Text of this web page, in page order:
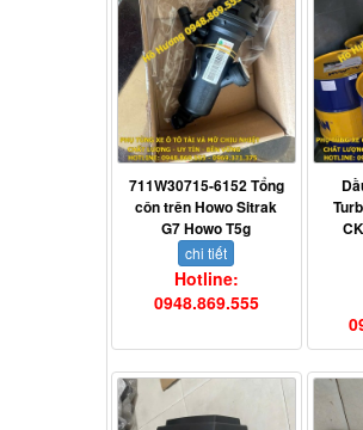
711W30715-6152 Tổng
côn trên Howo Sitrak
G7 Howo T5g
chi tiết
Hotline:
0948.869.555